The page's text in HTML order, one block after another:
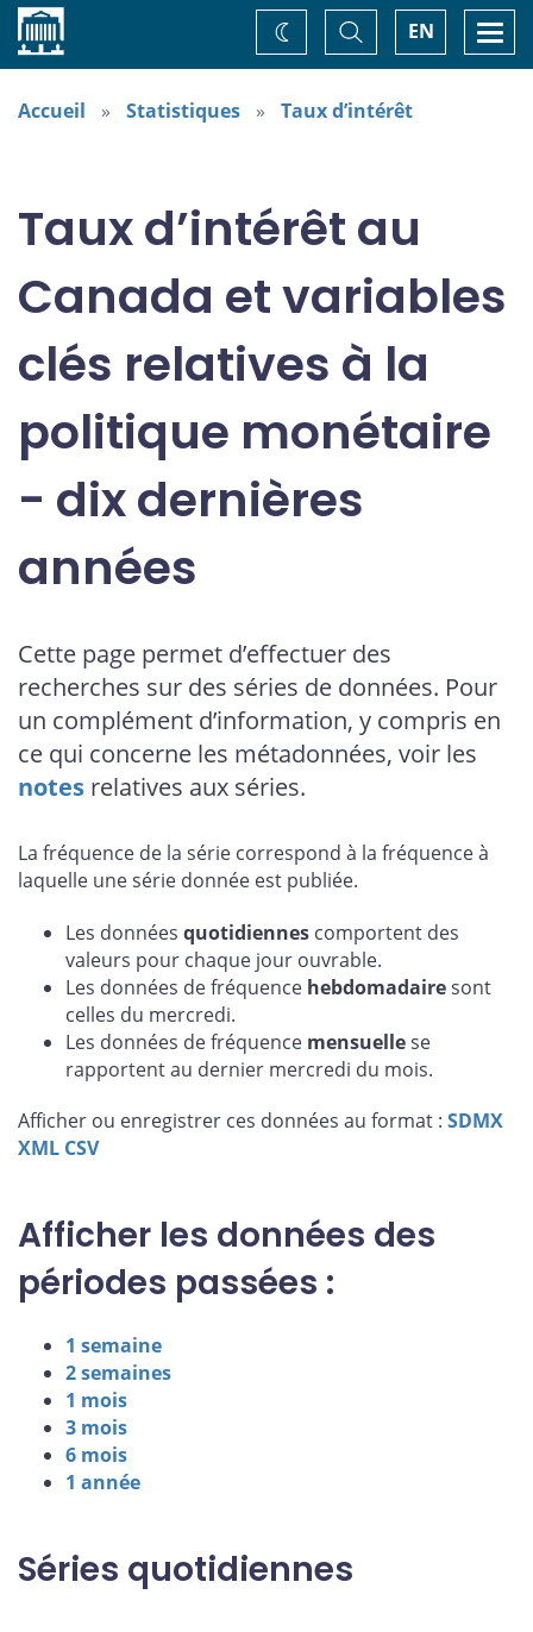
Accueil EN
Basculer
la
recherche
Changez
de
thème
Accueil Statistiques Taux d’intérêt
Taux d’intérêt au
Canada et variables
clés relatives à la
politique monétaire
- dix dernières
années
Cette page permet d’effectuer des
recherches sur des séries de données. Pour
un complément d’information, y compris en
ce qui concerne les métadonnées, voir les
notes relatives aux séries.
La fréquence de la série correspond à la fréquence à
laquelle une série donnée est publiée.
Les données quotidiennes comportent des
valeurs pour chaque jour ouvrable.
Les données de fréquence hebdomadairesont
celles du mercredi.
Les données de fréquence mensuellese
rapportent au dernier mercredi du mois.
Afficher ou enregistrer ces données au format : SDMX
XML CSV
Afficher les données des
périodes passées :
1 semaine
2 semaines
1 mois
3 mois
6 mois
1 année
Séries quotidiennes